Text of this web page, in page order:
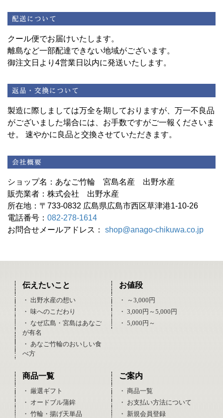
クール便でお届けいたします。
離島など一部配達できない地域がございます。
御注文日より4営業日以内に発送いたします。
製造に際しましては万全を期しておりますが、万一不良品
がございました場合には、お手数ですがご一報くださいま
せ。 速やかに良品と交換させていただきます。
ショップ名：あなご竹輪 宮島名産 出野水産
販売業者：株式会社 出野水産
所在地：〒733-0832 広島県広島市西区草津港1-10-26
電話番号： 082-278-1614
お問合せメールアドレス： shop@anago-chikuwa.co.jp
伝えたいこと
・ 出野水産の想い
・ 味へのこだわり
・ なぜ広島・宮島はあなご
が有名
・ あなご竹輪のおいしい食
べ方
お値段
・ ～3,000円
・ 3,000円～5,000円
・ 5,000円～
商品一覧
・ 厳選ギフト
・ オードブル蒲鉾
・ 竹輪・揚げ天単品
ご案内
・ 商品一覧
・ お支払い方法について
・ 新規会員登録